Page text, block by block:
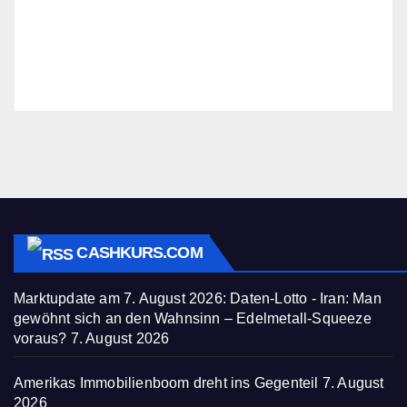
CASHKURS.COM
Marktupdate am 7. August 2026: Daten-Lotto - Iran: Man
gewöhnt sich an den Wahnsinn – Edelmetall-Squeeze
voraus? 7. August 2026
Amerikas Immobilienboom dreht ins Gegenteil 7. August
2026